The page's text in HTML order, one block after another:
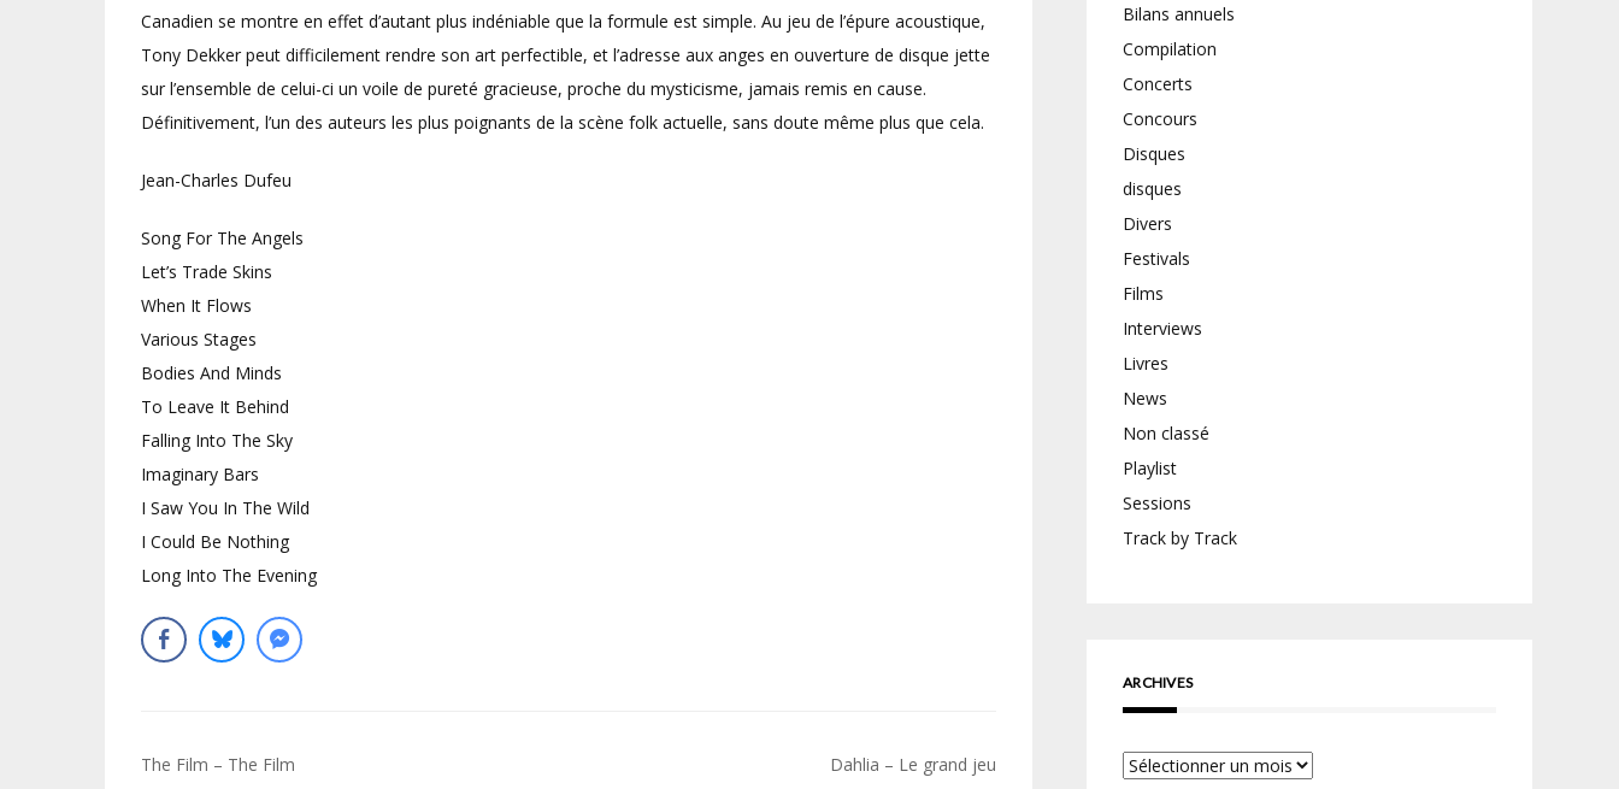
Canadien se montre en effet d’autant plus indéniable que la formule est simple. Au jeu de l’épure acoustique,
Tony Dekker peut difficilement rendre son art perfectible, et l’adresse aux anges en ouverture de disque jette
sur l’ensemble de celui-ci un voile de pureté gracieuse, proche du mysticisme, jamais remis en cause.
Définitivement, l’un des auteurs les plus poignants de la scène folk actuelle, sans doute même plus que cela.
Jean-Charles Dufeu
Song For The Angels
Let’s Trade Skins
When It Flows
Various Stages
Bodies And Minds
To Leave It Behind
Falling Into The Sky
Imaginary Bars
I Saw You In The Wild
I Could Be Nothing
Long Into The Evening
Navigation
The Film – The Film Dahlia – Le grand jeu
Bilans annuels
Compilation
Concerts
Concours
Disques
disques
Divers
Festivals
Films
Interviews
Livres
News
Non classé
Playlist
Sessions
Track by Track
ARCHIVES
Archives